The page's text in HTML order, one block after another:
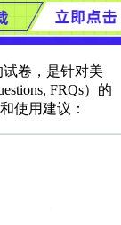
试卷，是针对美
FRQs）的
使用建议：